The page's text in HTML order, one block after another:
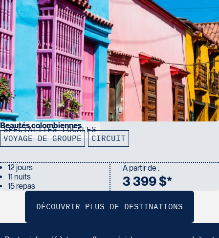
SPÉCIALITÉS LOCALES
Beautés colombiennes
VOYAGE DE GROUPE CIRCUIT
12 jours
11 nuits
15 repas
À partir de :
3 399 $*
Insc ivez vous à n o tre inf lettre